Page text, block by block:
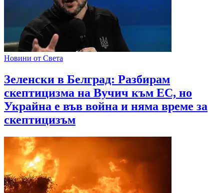
Новини от Света
Зеленски в Белград: Разбирам
скептицизма на Вучич към ЕС, но
Украйна е във война и няма време за
скептицизъм